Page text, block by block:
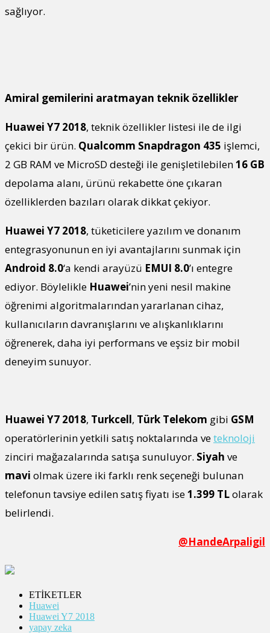
sağlıyor.
Amiral gemilerini aratmayan teknik özellikler
Huawei Y7 2018, teknik özellikler listesi ile de ilgi
çekici bir ürün. Qualcomm Snapdragon 435 işlemci,
2 GB RAM ve MicroSD desteği ile genişletilebilen16 GB
depolama alanı, ürünü rekabette öne çıkaran
özelliklerden bazıları olarak dikkat çekiyor.
Huawei Y7 2018, tüketicilere yazılım ve donanım
entegrasyonunun en iyi avantajlarını sunmak için
Android 8.0‘a kendi arayüzü EMUI 8.0’ı entegre
ediyor. Böylelikle Huawei’nin yeni nesil makine
öğrenimi algoritmalarından yararlanan cihaz,
kullanıcıların davranışlarını ve alışkanlıklarını
öğrenerek, daha iyi performans ve eşsiz bir mobil
deneyim sunuyor.
Huawei Y7 2018, Turkcell, Türk Telekom gibi GSM
operatörlerinin yetkili satış noktalarında veteknoloji
zinciri mağazalarında satışa sunuluyor. Siyah ve
mavi olmak üzere iki farklı renk seçeneği bulunan
telefonun tavsiye edilen satış fiyatı ise1.399 TLolarak
belirlendi.
@HandeArpaligil
ETİKETLER
Huawei
Huawei Y7 2018
yapay zeka